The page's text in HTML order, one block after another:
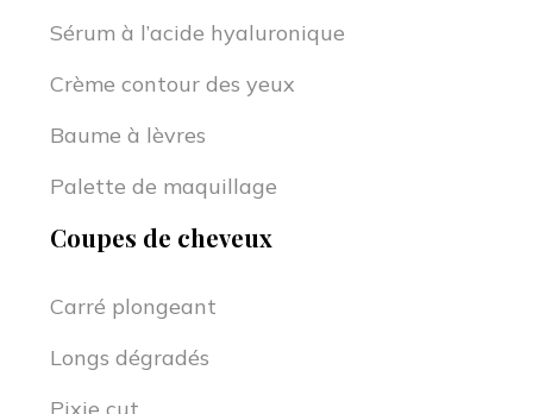
Sérum à l’acide hyaluronique
Crème contour des yeux
Baume à lèvres
Palette de maquillage
Coupes de cheveux
Carré plongeant
Longs dégradés